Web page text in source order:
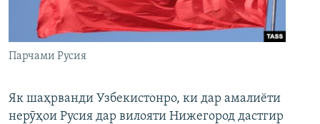
Парчами Русия
Як шаҳрванди Узбекистонро, ки дар амалиёти
нерӯҳои Русия дар вилояти Нижегород дастгир